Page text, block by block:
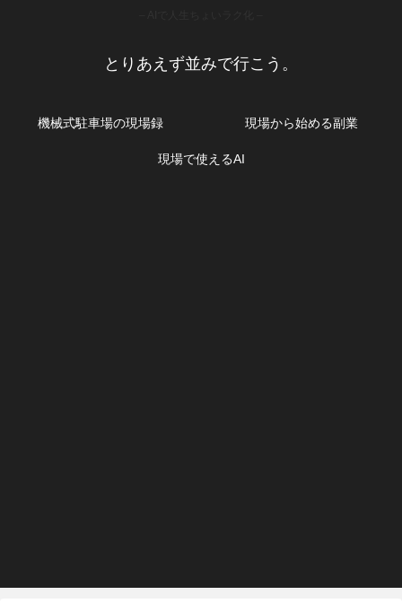
とりあえず並みで行こう。
機械式駐車場の現場録 現場から始める副業
現場で使えるAI